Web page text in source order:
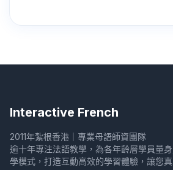
Interactive French
2011年紮根香港｜專業母語師資團隊
逾十年專注法語教學，為各年齡層學員量
學模式，打造互動高效的學習體驗，讓您真